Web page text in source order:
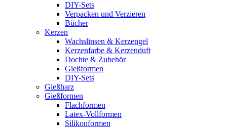
DIY-Sets
Verpacken und Verzieren
Bücher
Kerzen
Wachslinsen & Kerzengel
Kerzenfarbe & Kerzenduft
Dochte & Zubehör
Gießformen
DIY-Sets
Gießharz
Gießformen
Flachformen
Latex-Vollformen
Silikonformen